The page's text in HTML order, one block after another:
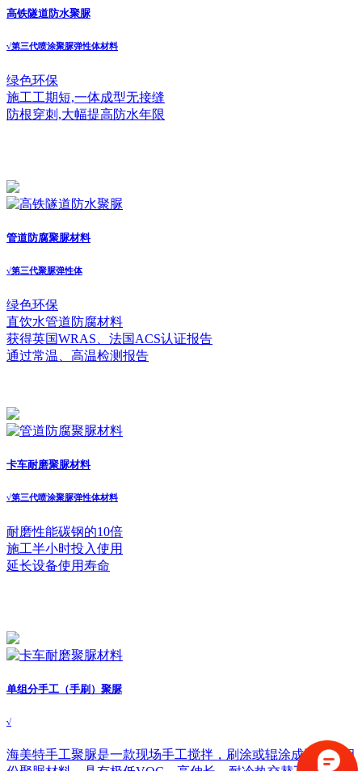
高铁隧道防水聚脲
√第三代喷涂聚脲弹性体材料
绿色环保
施工工期短,一体成型无接缝
防根穿刺,大幅提高防水年限
管道防腐聚脲材料
√第三代聚脲弹性体
绿色环保
直饮水管道防腐材料
获得英国WRAS、法国ACS认证报告
通过常温、高温检测报告
卡车耐磨聚脲材料
√第三代喷涂聚脲弹性体材料
耐磨性能碳钢的10倍
施工半小时投入使用
延长设备使用寿命
单组分手工（手刷）聚脲
√
海美特手工聚脲是一款现场手工搅拌，刷涂或辊涂成型的单组